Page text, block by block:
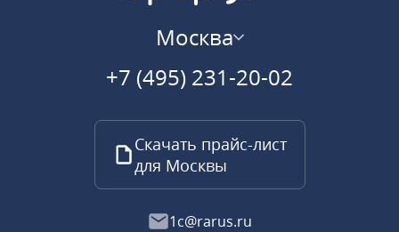
Москва
+7 (495) 231-20-02
Скачать прайс-лист
для Москвы
1c@rarus.ru